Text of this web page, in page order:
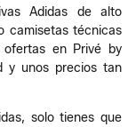
Adidas de alto
camisetas técnicas
en Privé by
y unos precios tan
solo tienes que